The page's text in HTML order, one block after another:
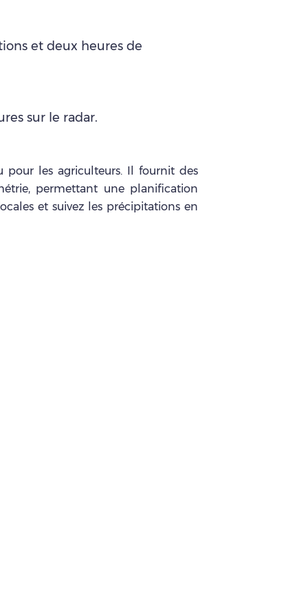
et deux heures de
sur le radar.
pour les agriculteurs. Il fournit des
permettant une planification
et suivez les précipitations en